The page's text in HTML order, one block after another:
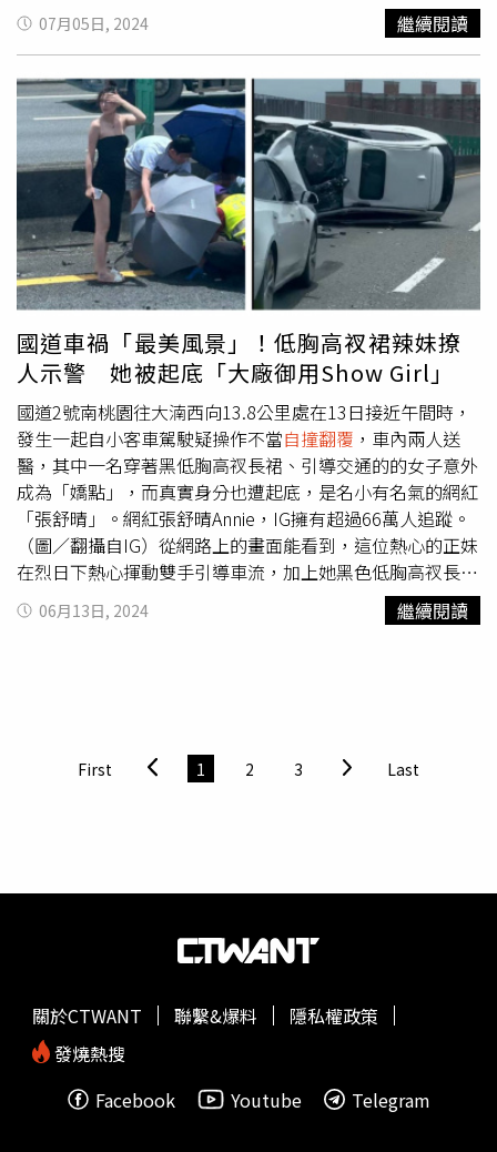
07月05日, 2024 繼續閱讀
國道車禍「最美風景」！低胸高衩裙辣妹撩
人示警 她被起底「大廠御用Show Girl」
國道2號南桃園往大湳西向13.8公里處在13日接近午間時，
發生一起自小客車駕駛疑操作不當自撞翻覆 ，車內兩人送
醫，其中一名穿著黑低胸高衩長裙、引導交通的的女子意外
成為「嬌點」，而真實身分也遭起底，是名小有名氣的網紅
「張舒晴」。網紅張舒晴Annie，IG擁有超過66萬人追蹤。
（圖／翻攝自IG）從網路上的畫面能看到，這位熱心的正妹
在烈日下熱心揮動雙手引導車流，加上她黑色低胸高衩長裙
的打扮，即便正妹腳下穿著拖鞋也難以忽視，意外成為國道
最美風景。據國道警方指出，這起車禍意外發生在13 日上
痛，兩人皆由大湳消防分隊送往部立桃園醫院。據悉，車禍
發生後，有路過的兩名女子擔心後車撞上，其中這名低胸高
人追蹤，更是知名電子大廠SONY電玩PS系列產品展場御用
呼籲大家開車上路要小心。熱心指揮交通的辣妹事後發限動
講述目睹車禍現場狀況。（圖／翻攝自IG）
06月13日, 2024 繼續閱讀
First 1 2 3 Last
關於CTWANT 聯繫&爆料
隱私權政策
發燒熱搜
Facebook
Youtube Telegram